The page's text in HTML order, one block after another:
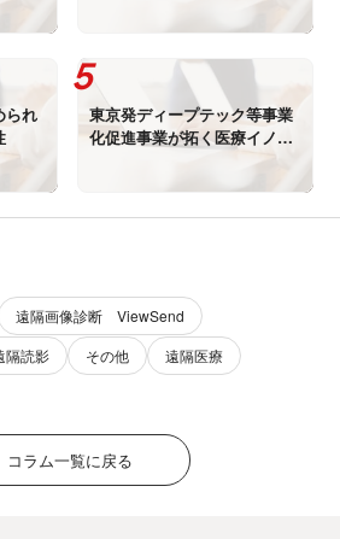
られ
東京発ディープテック等事業
化促進事業が拓く医療イノベ
遠隔画像診断 ViewSend
隔読影 その他 遠隔医療
コラム一覧に戻る